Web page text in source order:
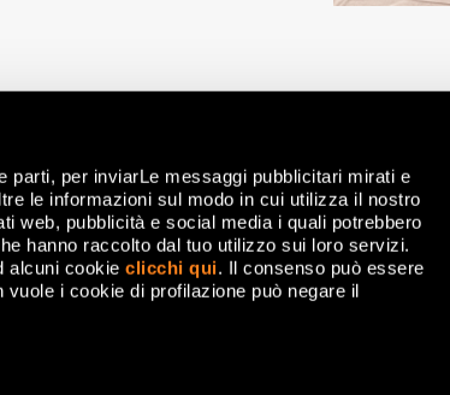
per inviarLe messaggi pubblicitari mirati e
le informazioni sul modo in cui utilizza il nostro
web, pubblicità e social media i quali potrebbero
hanno raccolto dal tuo utilizzo sui loro servizi.
alcuni cookieclicchi qui. Il consenso può essere
i cookie di profilazione può negare il
ETHIK & COMPLIANCE
GDPR
RECHTLICHE HINWEISE
FIRMENINFORMATION
ALLGEMEINE VERKAUFSBEDINGUNG